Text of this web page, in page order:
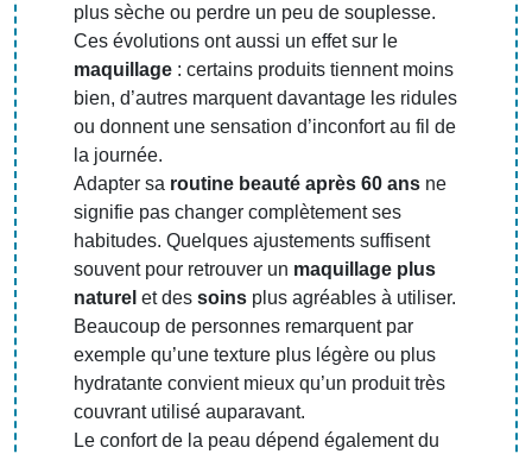
plus sèche ou perdre un peu de souplesse.
Ces évolutions ont aussi un effet sur le
maquillage : certains produits tiennent moins
bien, d’autres marquent davantage les ridules
ou donnent une sensation d’inconfort au fil de
la journée.
Adapter sa routine beauté après 60 ans ne
signifie pas changer complètement ses
habitudes. Quelques ajustements suffisent
souvent pour retrouver un maquillage plus
naturel et des soins plus agréables à utiliser.
Beaucoup de personnes remarquent par
exemple qu’une texture plus légère ou plus
hydratante convient mieux qu’un produit très
couvrant utilisé auparavant.
Le confort de la peau dépend également du